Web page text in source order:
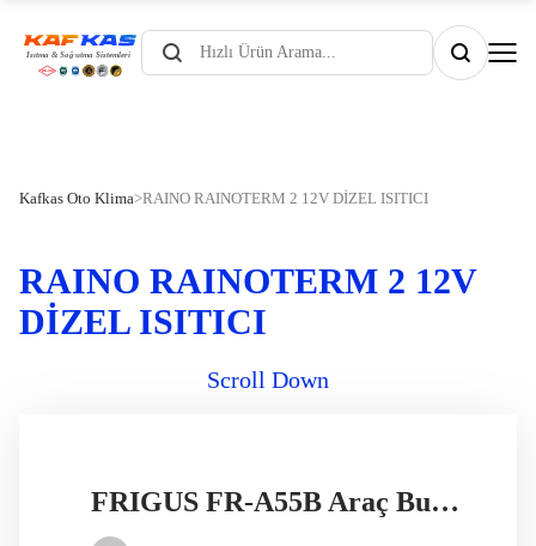
Products
search
Kafkas Oto Klima>RAINO RAINOTERM 2 12V DİZEL ISITICI
RAINO RAINOTERM 2 12V
DİZEL ISITICI
Scroll Down
FRIGUS FR-A55B Araç Buzdolabı